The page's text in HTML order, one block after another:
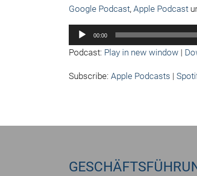
Google Podcast,Apple Podcast
Audio-
Player
00:00
Podcast: Play in new window |
Subscribe:Apple Podcasts |